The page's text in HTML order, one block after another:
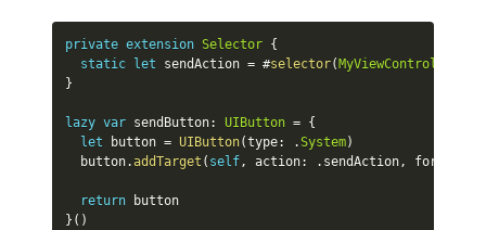
private extension Selector {
static let sendAction = #selector(MyViewController
}
lazy var sendButton: UIButton = {
let button = UIButton(type: .System)
  button
.addTarget ( self, action: . sendAction,
return
} ( )